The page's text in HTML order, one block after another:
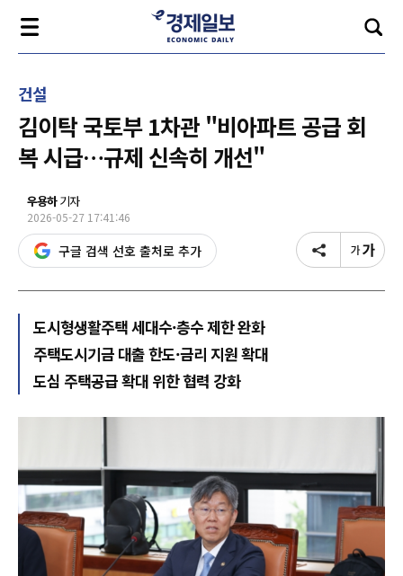
건설
김이탁 국토부 1차관 "비아파트 공급 회
복 시급…규제 신속히 개선"
우용하기자
2026-05-27 17:41:46
구글 검색 선호 출처로 추가
도시형생활주택 세대수·층수 제한 완화
주택도시기금 대출 한도·금리 지원 확대
도심 주택공급 확대 위한 협력 강화